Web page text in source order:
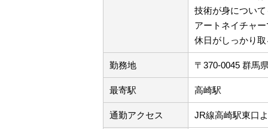
技術が身につい
アートネイチャ
休日がしっかり
勤務地 〒370-0045 群馬
最寄駅 高崎駅
通勤アクセス JR線高崎駅東口